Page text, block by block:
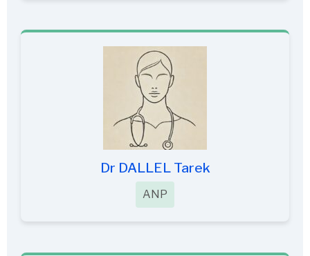
Dr DALLEL Tarek
ANP